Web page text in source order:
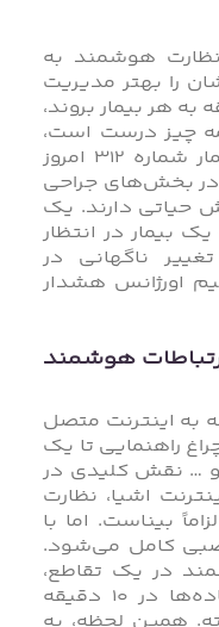
هوشمند به
را بهتر مدیریت
اینکه هر ۱۵ دقیقه به هر بیمار بروند،
چیز درست است،
سیستم، به آن‌ها می‌گوید بیمار شماره ۳۱۲ امروز
در بخش‌های جراحی
حیاتی دارند. یک
بیمار در انتظار
ناگهانی در
اورژانس هشدار
هوشمند
به اینترنت متصل
راهنمایی تا یک
… نقش کلیدی در
اشیا، نظارت
بیناست. اما با
کامل می‌شود.
در یک تقاطع،
متوجه می‌شود که تعداد پیاده‌ها در ۱۰ دقیقه